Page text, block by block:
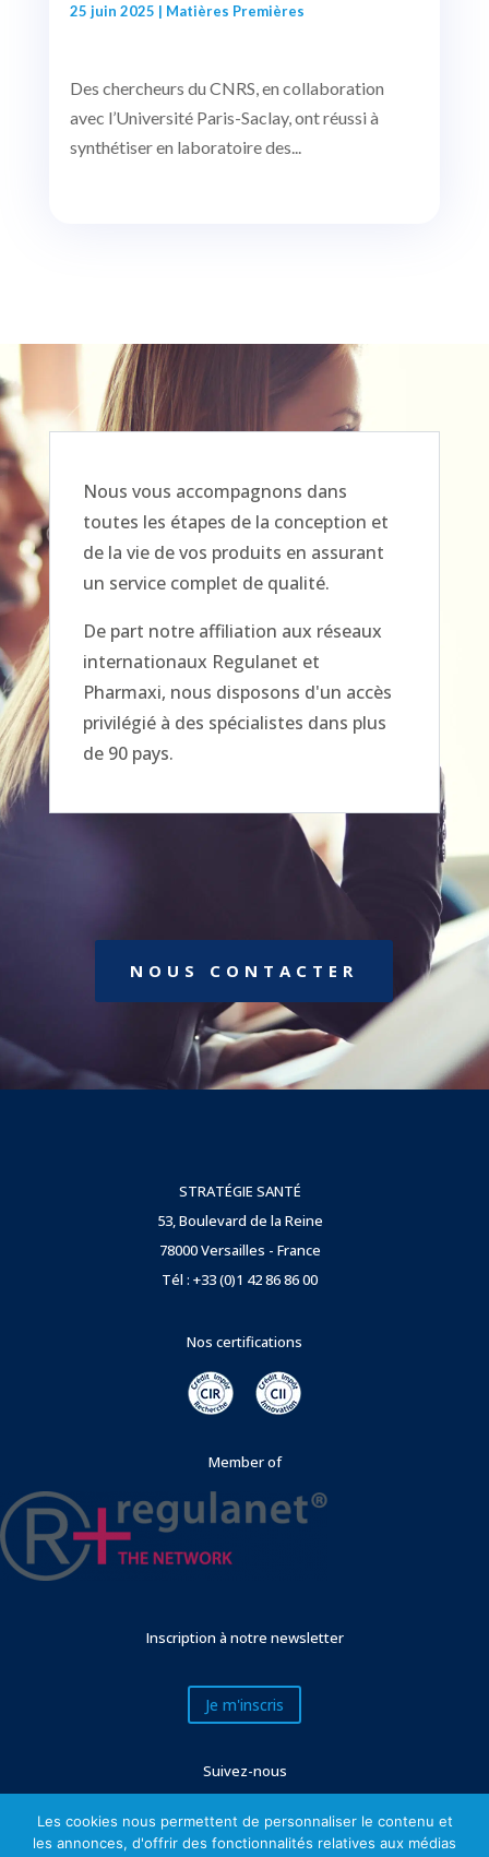
25 juin 2025 | Matières Premières
Des chercheurs du CNRS, en collaboration
avec l’Université Paris-Saclay, ont réussi à
synthétiser en laboratoire des...
Nous vous accompagnons dans
toutes les étapes de la conception et
de la vie de vos produits en assurant
un service complet de qualité.
De part notre affiliation aux réseaux
internationaux Regulanet et
Pharmaxi, nous disposons d'un accès
privilégié à des spécialistes dans plus
de 90 pays.
NOUS CONTACTER
STRATÉGIE SANTÉ
53, Boulevard de la Reine
78000 Versailles - France
Tél : +33 (0)1 42 86 86 00
Nos certifications
Member of
Inscription à notre newsletter
Je m'inscris
Suivez-nous
Les cookies nous permettent de personnaliser le contenu et
les annonces, d'offrir des fonctionnalités relatives aux médias